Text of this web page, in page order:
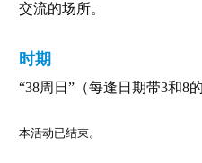
交流的场所。
时期
“38周日”（每逢日期带3和8的
本活动已结束。